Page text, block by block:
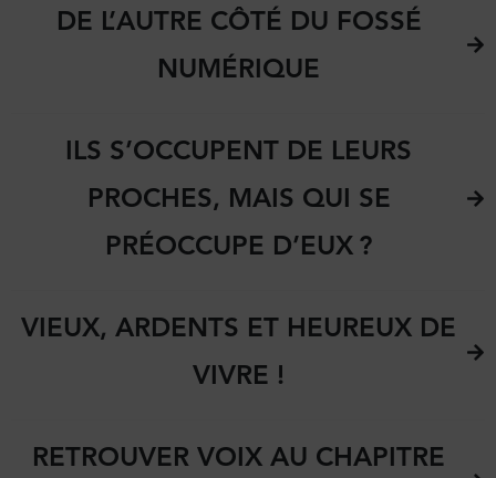
DE L’AUTRE CÔTÉ DU FOSSÉ
NUMÉRIQUE
ILS S’OCCUPENT DE LEURS
PROCHES, MAIS QUI SE
PRÉOCCUPE D’EUX ?
VIEUX, ARDENTS ET HEUREUX DE
VIVRE !
RETROUVER VOIX AU CHAPITRE